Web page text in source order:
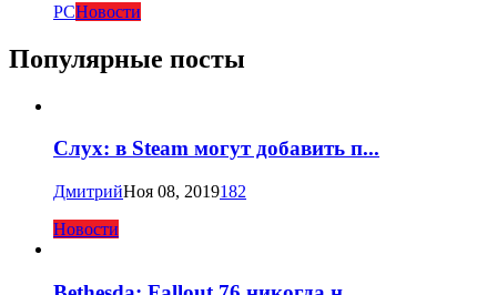
PCНовости
Популярные посты
Слух: в Steam могут добавить п...
ДмитрийНоя 08, 2019182
Новости